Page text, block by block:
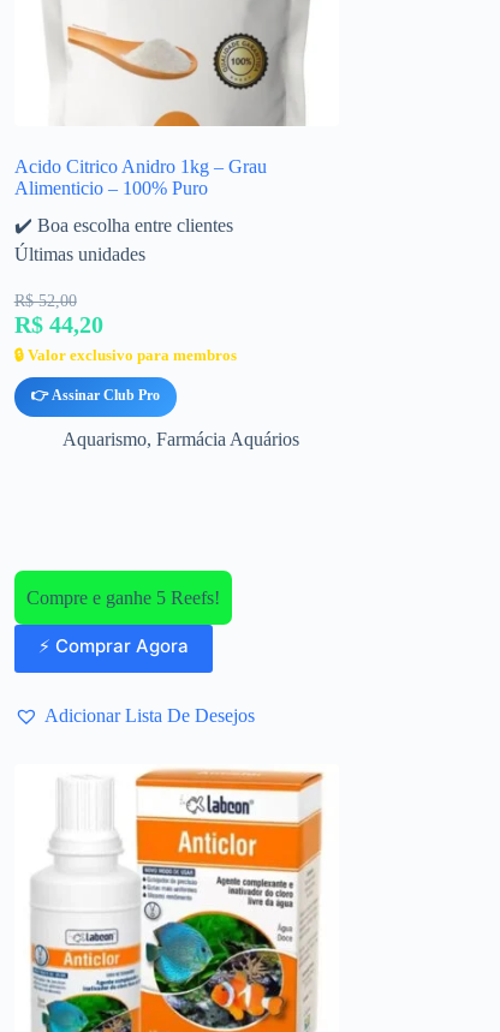
Acido Citrico Anidro 1kg – Grau
Alimenticio – 100% Puro
✔️ Boa escolha entre clientes
Últimas unidades
R$ 52,00
R$ 44,20
🔒 Valor exclusivo para membros
👉 Assinar Club Pro
Aquarismo, Farmácia Aquários
Compre e ganhe 5 Reefs!
⚡ Comprar Agora
Adicionar Lista De Desejos